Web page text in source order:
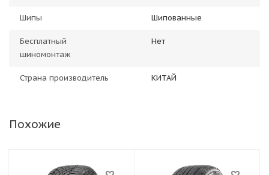
Шипы Шипованные
Бесплатный
шиномонтаж
Нет
Страна производитель КИТАЙ
Похожие